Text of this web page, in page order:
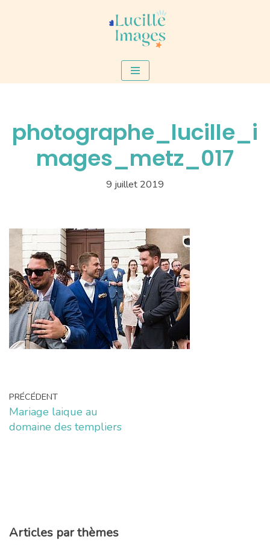
photographe_lucille_i
mages_metz_017
9 juillet 2019
PRÉCÉDENT
Mariage laique au
domaine des templiers
Articles par thèmes